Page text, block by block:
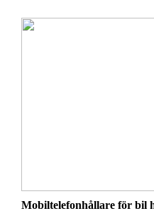
Mobiltelefonhållare för bil